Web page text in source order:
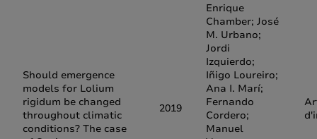
Should emergence
models for Lolium
rigidum be changed
throughout climatic
conditions? The case
2019
Enrique
Chamber; José
M. Urbano;
Jordi
Izquierdo;
Iñigo Loureiro;
Ana I. Marí;
Fernando
Cordero;
Manuel